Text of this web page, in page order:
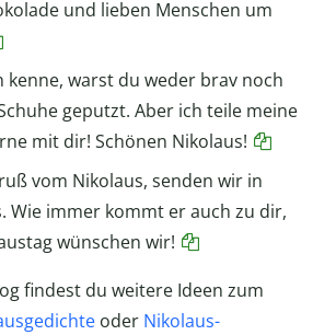
und lieben Menschen um
kenne, warst du weder brav noch
geputzt. Aber ich teile meine
mit dir! Schönen Nikolaus!
vom Nikolaus, senden wir in
Wie immer kommt er auch zu dir,
wünschen wir!
findest du weitere Ideen zum
oder Nikolaus-